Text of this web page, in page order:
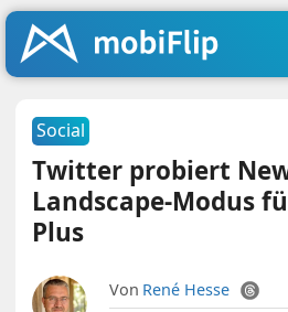
Social
Twitter probiert
Landscape-Modus
Plus
Von René Hesse